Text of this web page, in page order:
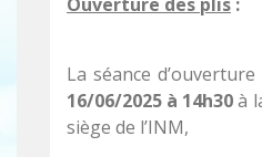
La séance
16/06/2025 à 14h30à
siège de l’INM,